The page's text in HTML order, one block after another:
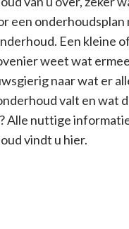
een onderhoudsplan
Een kleine
weet wat
naar wat er
valt en wat
Alle nuttige
vindt u hier.